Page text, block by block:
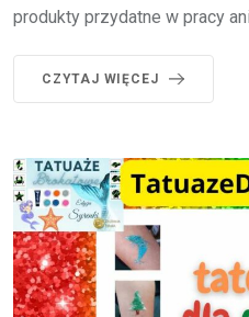
produkty przydatne w pracy
CZYTAJ WIĘCEJ